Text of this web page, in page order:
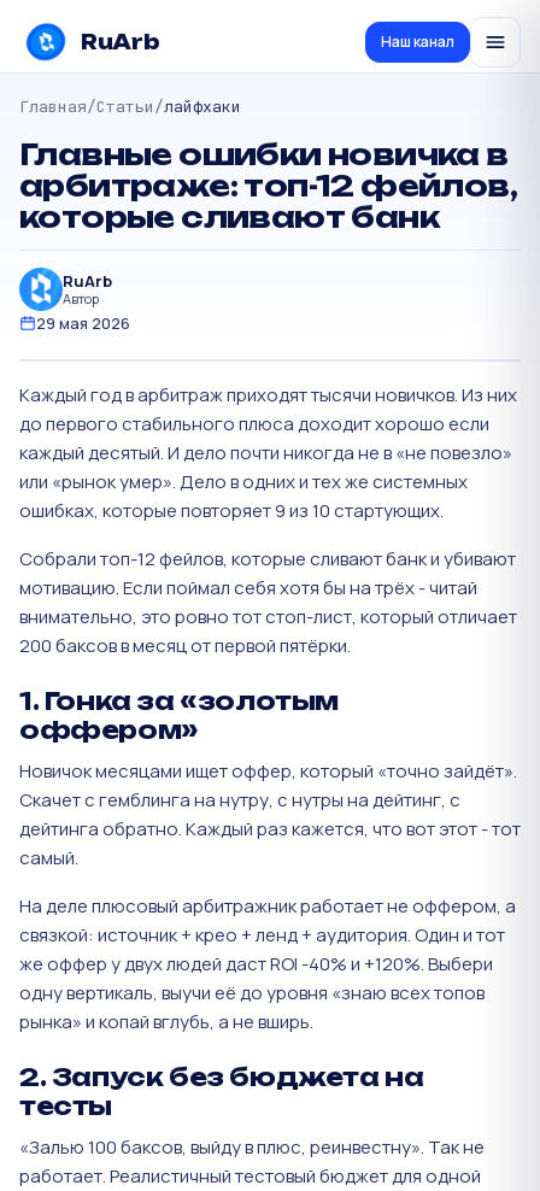
RuArb Наш канал
Главная/Статьи/лайфхаки
Главные ошибки новичка в
арбитраже: топ-12 фейлов,
которые сливают банк
RuArb
Автор
29 мая 2026
Каждый год в арбитраж приходят тысячи новичков. Из них
до первого стабильного плюса доходит хорошо если
каждый десятый. И дело почти никогда не в «не повезло»
или «рынок умер». Дело в одних и тех же системных
ошибках, которые повторяет 9 из 10 стартующих.
Собрали топ-12 фейлов, которые сливают банк и убивают
мотивацию. Если поймал себя хотя бы на трёх - читай
внимательно, это ровно тот стоп-лист, который отличает
200 баксов в месяц от первой пятёрки.
1. Гонка за «золотым
оффером»
Новичок месяцами ищет оффер, который «точно зайдёт».
Скачет с гемблинга на нутру, с нутры на дейтинг, с
дейтинга обратно. Каждый раз кажется, что вот этот - тот
самый.
На деле плюсовый арбитражник работает не оффером, а
связкой: источник + крео + ленд + аудитория. Один и тот
же оффер у двух людей даст ROI -40% и +120%. Выбери
одну вертикаль, выучи её до уровня «знаю всех топов
рынка» и копай вглубь, а не вширь.
2. Запуск без бюджета на
тесты
«Залью 100 баксов, выйду в плюс, реинвестну». Так не
работает. Реалистичный тестовый бюджет для одной